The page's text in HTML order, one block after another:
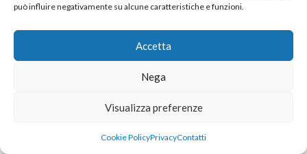
può influire negativamente su alcune caratteristiche e funzioni.
Accetta
Nega
Visualizza preferenze
Cookie PolicyPrivacyContatti